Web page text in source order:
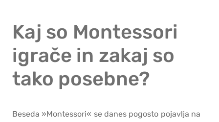
Kaj so Montessori
igrače in zakaj so
tako posebne?
Beseda »Montessori« se danes pogosto pojavlja na